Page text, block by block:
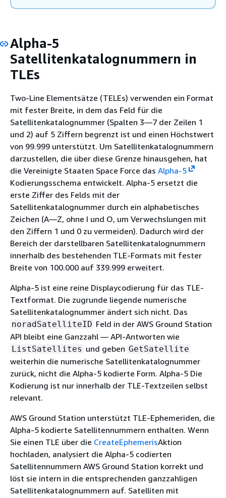
Alpha-5
Satellitenkatalognummern in
TLEs
Two-Line Elementsätze (TELEs) verwenden ein Format
mit fester Breite, in dem das Feld für die
Satellitenkatalognummer (Spalten 3—7 der Zeilen 1
und 2) auf 5 Ziffern begrenzt ist und einen Höchstwert
von 99.999 unterstützt. Um Satellitenkatalognummern
darzustellen, die über diese Grenze hinausgehen, hat
die Vereinigte Staaten Space Force das Alpha-5
Kodierungsschema entwickelt. Alpha-5 ersetzt die
erste Ziffer des Felds mit der
Satellitenkatalognummer durch ein alphabetisches
Zeichen (A—Z, ohne I und O, um Verwechslungen mit
den Ziffern 1 und 0 zu vermeiden). Dadurch wird der
Bereich der darstellbaren Satellitenkatalognummern
innerhalb des bestehenden TLE-Formats mit fester
Breite von 100.000 auf 339.999 erweitert.
Alpha-5 ist eine reine Displaycodierung für das TLE-
Textformat. Die zugrunde liegende numerische
Satellitenkatalognummer ändert sich nicht. Das
noradSatelliteID Feld in der AWS Ground Station
API bleibt eine Ganzzahl — API-Antworten wie
ListSatellites und geben GetSatellite
weiterhin die numerische Satellitenkatalognummer
zurück, nicht die Alpha-5 kodierte Form. Alpha-5 Die
Kodierung ist nur innerhalb der TLE-Textzeilen selbst
relevant.
AWS Ground Station unterstützt TLE-Ephemeriden, die
Alpha-5 kodierte Satellitennummern enthalten. Wenn
Sie einen TLE über die CreateEphemerisAktion
hochladen, analysiert die Alpha-5 codierten
Satellitennummern AWS Ground Station korrekt und
löst sie intern in die entsprechenden ganzzahligen
Satellitenkatalognummern auf. Satelliten mit